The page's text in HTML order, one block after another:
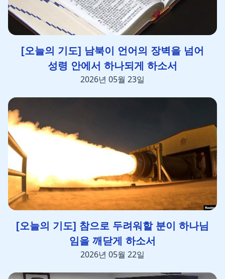
[오늘의 기도] 남북이 언어의 장벽을 넘어
성령 안에서 하나되게 하소서
2026년 05월 23일
[오늘의 기도] 참으로 두려워할 분이 하나님
임을 깨닫게 하소서
2026년 05월 22일